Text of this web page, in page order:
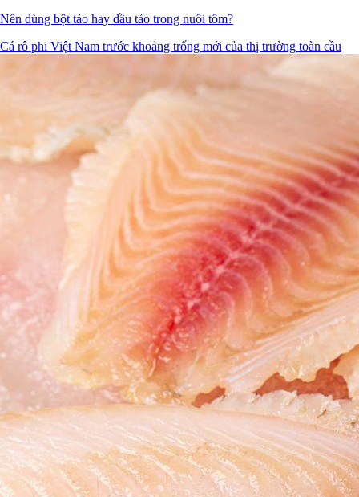
Nên dùng bột tảo hay dầu tảo trong nuôi tôm?
Cá rô phi Việt Nam trước khoảng trống mới của thị trường toàn cầu